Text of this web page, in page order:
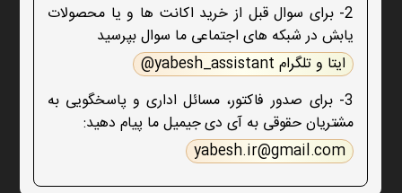
2- برای سوال قبل از خرید اکانت ها و یا محصولات
یابش در شبکه های اجتماعی ما سوال بپرسید
ایتا و تلگرام yabesh_assistant@
3- برای صدور فاکتور، مسائل اداری و پاسخگویی به
مشتریان حقوقی به آی دی جیمیل ما پیام دهید:
yabesh.ir@gmail.com